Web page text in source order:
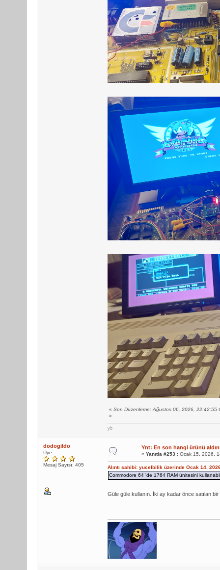
« Son Düzenleme: Ağustos 06, 2026, 22:42:55
»
yb
dodogildo
Üye
Mesaj Sayısı: 405
Ynt: En son hangi ürünü
« Yanıtla #253 :Ocak 15, 2026,
Alıntı sahibi: yucelbilik üzerinde Ocak 14,
Commodore 64 'de 1764 RAM ünitesini
Güle güle kullanın. İki ay kadar önce satılan